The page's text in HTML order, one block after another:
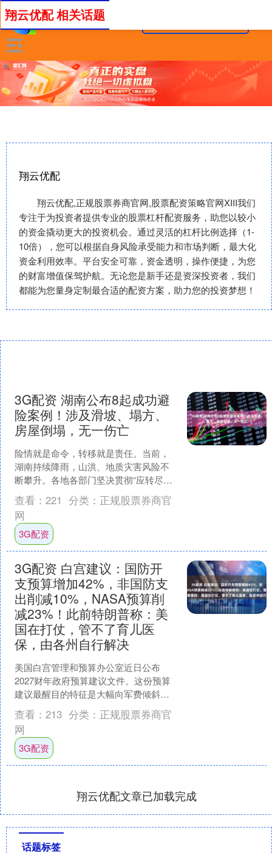
翔云优配
翔云优配,正规股票券商官网,股票配资策略官网XIII‌我们
专注于为投资者提供专业的股票杠杆配资服务，助您以较小
的资金撬动更大的投资机会。通过灵活的杠杆比例选择（1-
10倍），您可以根据自身风险承受能力和市场判断，最大化
资金利用效率。平台安全可靠，资金透明，操作便捷，为您
的财富增值保驾护航。无论您是新手还是资深投资者，我们
都能为您量身定制最合适的配资方案，助力您的投资梦想！
翔云优配 相关话题
3G配资 湖南公布8起成功避
险案例！涉及滑坡、塌方、
房屋倒塌，无一伤亡
险情就是命令，转移就是责任。当前，
湖南持续降雨，山洪、地质灾害风险不
断攀升。各地各部门坚决贯彻“应转尽
转、应转早转”，全力筑牢防灾减灾救灾
人民防线。湖南省应急管....
查看： 221 分类： 正规股票券商官
网
3G配资
3G配资 白宫建议：国防开
支预算增加42%，非国防支
出削减10%，NASA预算削
减23%！此前特朗普称：美
国在打仗，管不了育儿医
保，由各州自行解决
美国白宫管理和预算办公室近日公布
2027财年政府预算建议文件。这份预算
建议最醒目的特征是大幅向军费倾斜：
白宫提议将国防开支推高至1.5万亿美
元，较2026年显....
查看： 213 分类： 正规股票券商官
网
3G配资
翔云优配文章已加载完成
话题标签